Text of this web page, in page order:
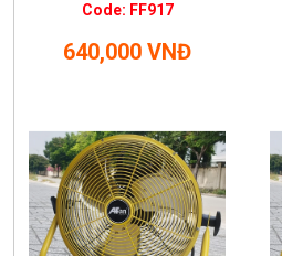
Code: FF917
640,000 VNĐ